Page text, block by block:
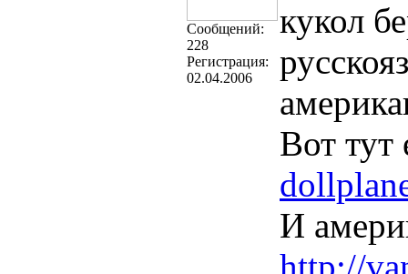
Cообщений:
228
Регистрация:
02.04.2006
кукол
Вот тут
И